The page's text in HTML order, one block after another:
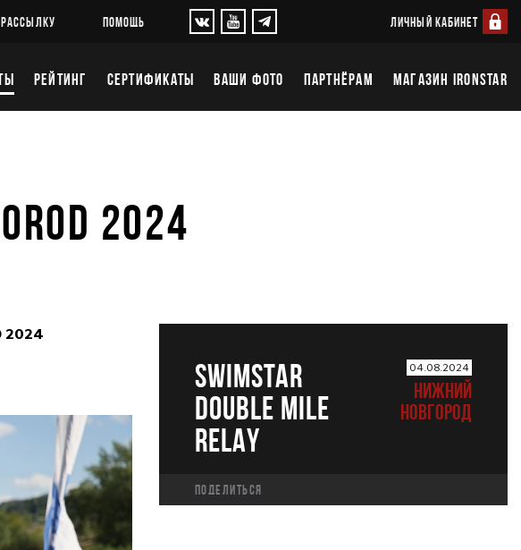
РАССЫЛКУ ПОМОЩЬ ЛИЧНЫЙ КАБИНЕТ
РЕЙТИНГ СЕРТИФИКАТЫ ВАШИ ФОТО ПАРТНЁРАМ МАГАЗИН IRONSTAR
2024
2024
SWIMSTAR
DOUBLE MILE
RELAY
04.08.2024
НИЖНИЙ
НОВГОРОД
Поделиться